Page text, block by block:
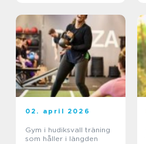
02. april 2026
Gym i hudiksvall träning
som håller i längden